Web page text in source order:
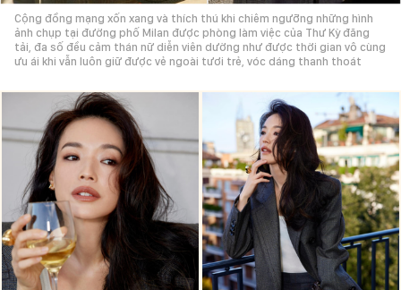
Cộng đồng mạng xốn xang và thích thú khi chiêm ngưỡng những hình
ảnh chụp tại đường phố Milan được phòng làm việc của Thư Kỳ đăng
tải, đa số đều cảm thán nữ diễn viên dường như được thời gian vô cùng
ưu ái khi vẫn luôn giữ được vẻ ngoài tươi trẻ, vóc dáng thanh thoát